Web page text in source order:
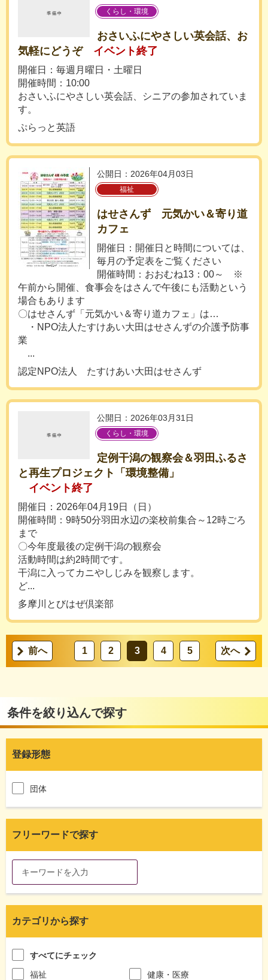
くらし・環境
おさいふにやさしい英会話、お
気軽にどうぞ
イベント終了
開催日：毎週月曜日・土曜日
開催時間：10:00
おさいふにやさしい英会話、シニアの参加されていま
す。
ぷらっと英語
公開日：2026年04月03日
福祉
はせさんず 元気かい＆寄り道
カフェ
開催日：開催日と時間については、
毎月の予定表をご覧ください
開催時間：おおむね13：00～ ※
午前から開催、食事会をはさんで午後にも活動という
場合もあります
〇はせさんず「元気かい＆寄り道カフェ」は…
・NPO法人たすけあい大田はせさんずの介護予防事
業
...
認定NPO法人 たすけあい大田はせさんず
公開日：2026年03月31日
くらし・環境
定例干潟の観察会＆羽田ふるさ
と再生プロジェクト「環境整備」
イベント終了
開催日：2026年04月19日（日）
開催時間：9時50分羽田水辺の楽校前集合～12時ごろ
まで
〇今年度最後の定例干潟の観察会
活動時間は約2時間です。
干潟に入ってカニやしじみを観察します。
ど...
多摩川とびはぜ倶楽部
前へ 1 2 3 4 5 次へ
条件を絞り込んで探す
登録形態
団体
フリーワードで探す
カテゴリから探す
すべてにチェック
福祉
健康・医療